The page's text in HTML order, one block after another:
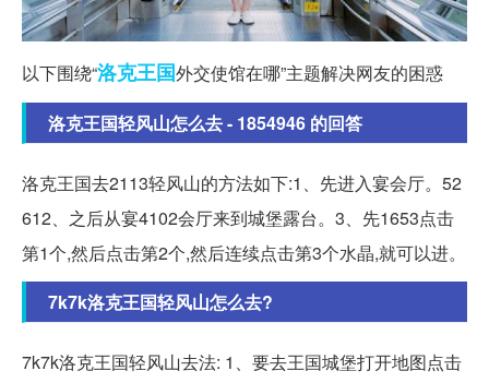
以下围绕“洛克王国外交使馆在哪”主题解决网友的困惑
洛克王国轻风山怎么去 - 1854946 的回答
洛克王国去2113轻风山的方法如下:1、先进入宴会厅。52
612、之后从宴4102会厅来到城堡露台。3、先1653点击
第1个,然后点击第2个,然后连续点击第3个水晶,就可以进。
7k7k洛克王国轻风山怎么去?
7k7k洛克王国轻风山去法: 1、要去王国城堡打开地图点击